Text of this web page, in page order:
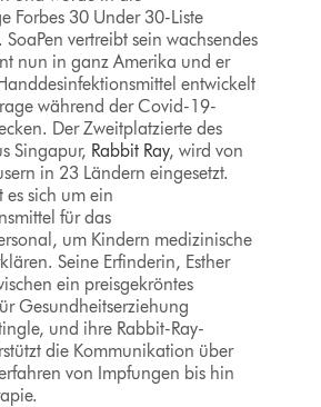
Forbes 30 Under 30-Liste
vertreibt sein wachsendes
nun in ganz Amerika und er
entwickelt
während der Covid-19-
Der Zweitplatzierte des
Singapur, Rabbit Ray, wird von
in 23 Ländern eingesetzt.
sich um ein
für das
um Kindern medizinische
Seine Erfinderin, Esther
ein preisgekröntes
Gesundheitserziehung
und ihre Rabbit-Ray-
die Kommunikation über
von Impfungen bis hin